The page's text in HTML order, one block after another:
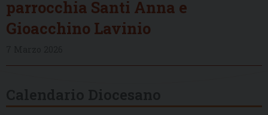
parrocchia Santi Anna e
Gioacchino Lavinio